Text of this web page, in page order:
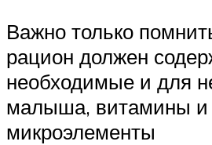
Важно только
рацион должен
необходимые и для
малыша, витамины и
микроэлементы